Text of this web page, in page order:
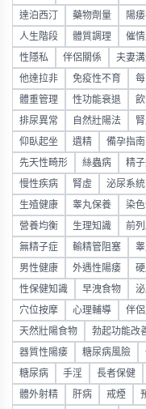
達泊西汀 藥物劑量 陽
人生階段 體質調理 催
性隱私 伴侶關係 夫妻溝
他達拉非 免疫性不育
體重管理 性功能衰退
排尿異常 自然壯陽法
仰臥起坐 遺精 備孕指南
先天性畸形 絲蟲病 精
慢性疾病 腎虛 泌尿系統
生殖健康 睾丸保養 染
營養均衡 生理知識 前
無精子症 輸精管阻塞
男性健康 外遇性陽痿
性保健知識 早洩食物
穴位按摩 心理輔導 伴
天然壯陽食物 勃起功能改
器質性陽痿 糖尿病風險
糖尿病 手淫 長者保健
體外射精 肝病 戒煙